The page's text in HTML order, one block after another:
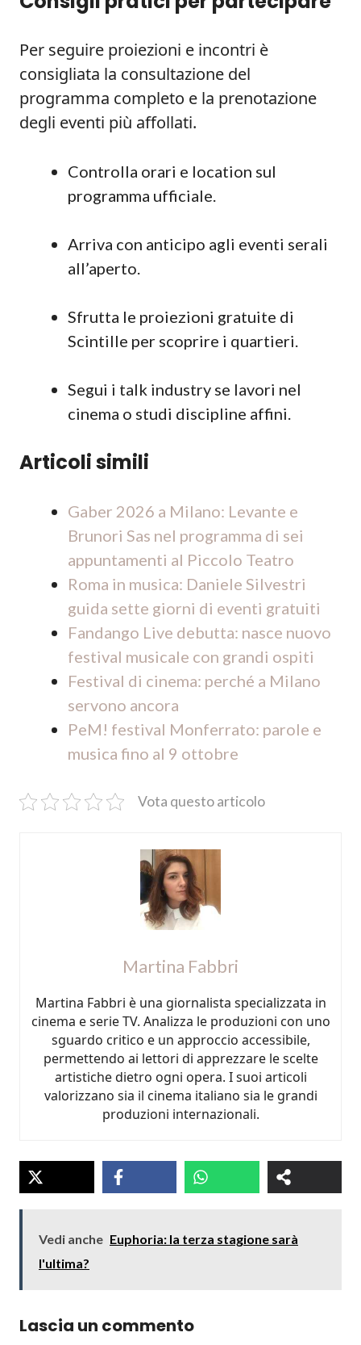
Per seguire proiezioni e incontri è
consigliata la consultazione del
programma completo e la prenotazione
degli eventi più affollati.
Controlla orari e location sul
programma ufficiale.
Arriva con anticipo agli eventi serali
all’aperto.
Sfrutta le proiezioni gratuite di
Scintille per scoprire i quartieri.
Segui i talk industry se lavori nel
cinema o studi discipline affini.
Articoli simili
Gaber 2026 a Milano: Levante e
Brunori Sas nel programma di sei
appuntamenti al Piccolo Teatro
Roma in musica: Daniele Silvestri
guida sette giorni di eventi gratuiti
Fandango Live debutta: nasce nuovo
festival musicale con grandi ospiti
Festival di cinema: perché a Milano
servono ancora
PeM! festival Monferrato: parole e
musica fino al 9 ottobre
Vota questo articolo
Martina Fabbri
Martina Fabbri è una giornalista specializzata in
cinema e serie TV. Analizza le produzioni con uno
sguardo critico e un approccio accessibile,
permettendo ai lettori di apprezzare le scelte
artistiche dietro ogni opera. I suoi articoli
valorizzano sia il cinema italiano sia le grandi
produzioni internazionali.
Vedi anche Euphoria: la terza stagione sarà
l'ultima?
Lascia un commento